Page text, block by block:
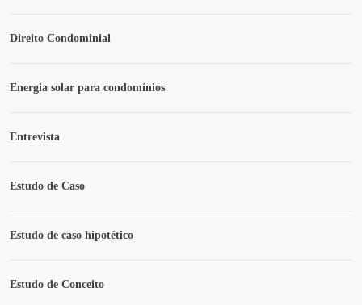
Direito Condominial
Energia solar para condomínios
Entrevista
Estudo de Caso
Estudo de caso hipotético
Estudo de Conceito